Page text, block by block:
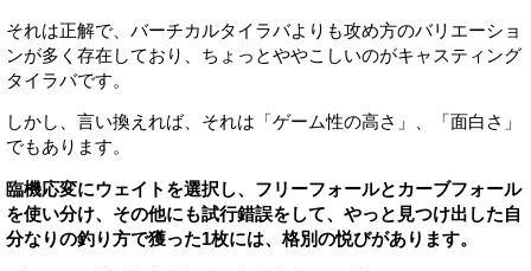
それは正解で、バーチカルタイラバよりも攻め方のバリエーショ
ンが多く存在しており、ちょっとややこしいのがキャスティング
タイラバです。
しかし、言い換えれば、それは「ゲーム性の高さ」、「面白さ」
でもあります。
臨機応変にウェイトを選択し、フリーフォールとカーブフォール
を使い分け、その他にも試行錯誤をして、やっと見つけ出した自
分なりの釣り方で獲った1枚には、格別の悦びがあります。